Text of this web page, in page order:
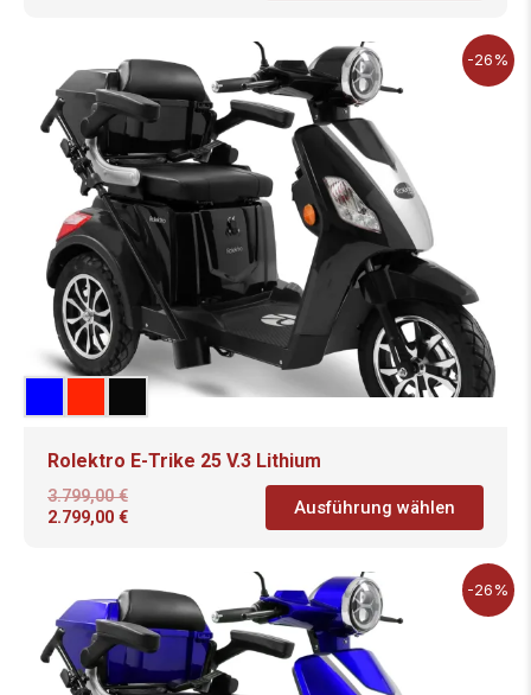
-26%
Rolektro E-Trike 25 V.3 Lithium
3.799,00€
2.799,00 € Ausführung wählen
-26%